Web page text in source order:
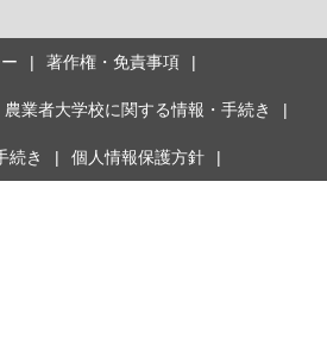
著作権・免責事項
農業者大学校に関する情報・手続き
続き 個人情報保護方針